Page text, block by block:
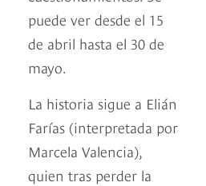
puede ver desde el 15
de abril hasta el 30 de
mayo.
La historia sigue a Elián
Farías (interpretada por
Marcela Valencia),
quien tras perder la